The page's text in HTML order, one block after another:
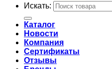
Искать:
Каталог
Новости
Компания
Сертификаты
Отзывы